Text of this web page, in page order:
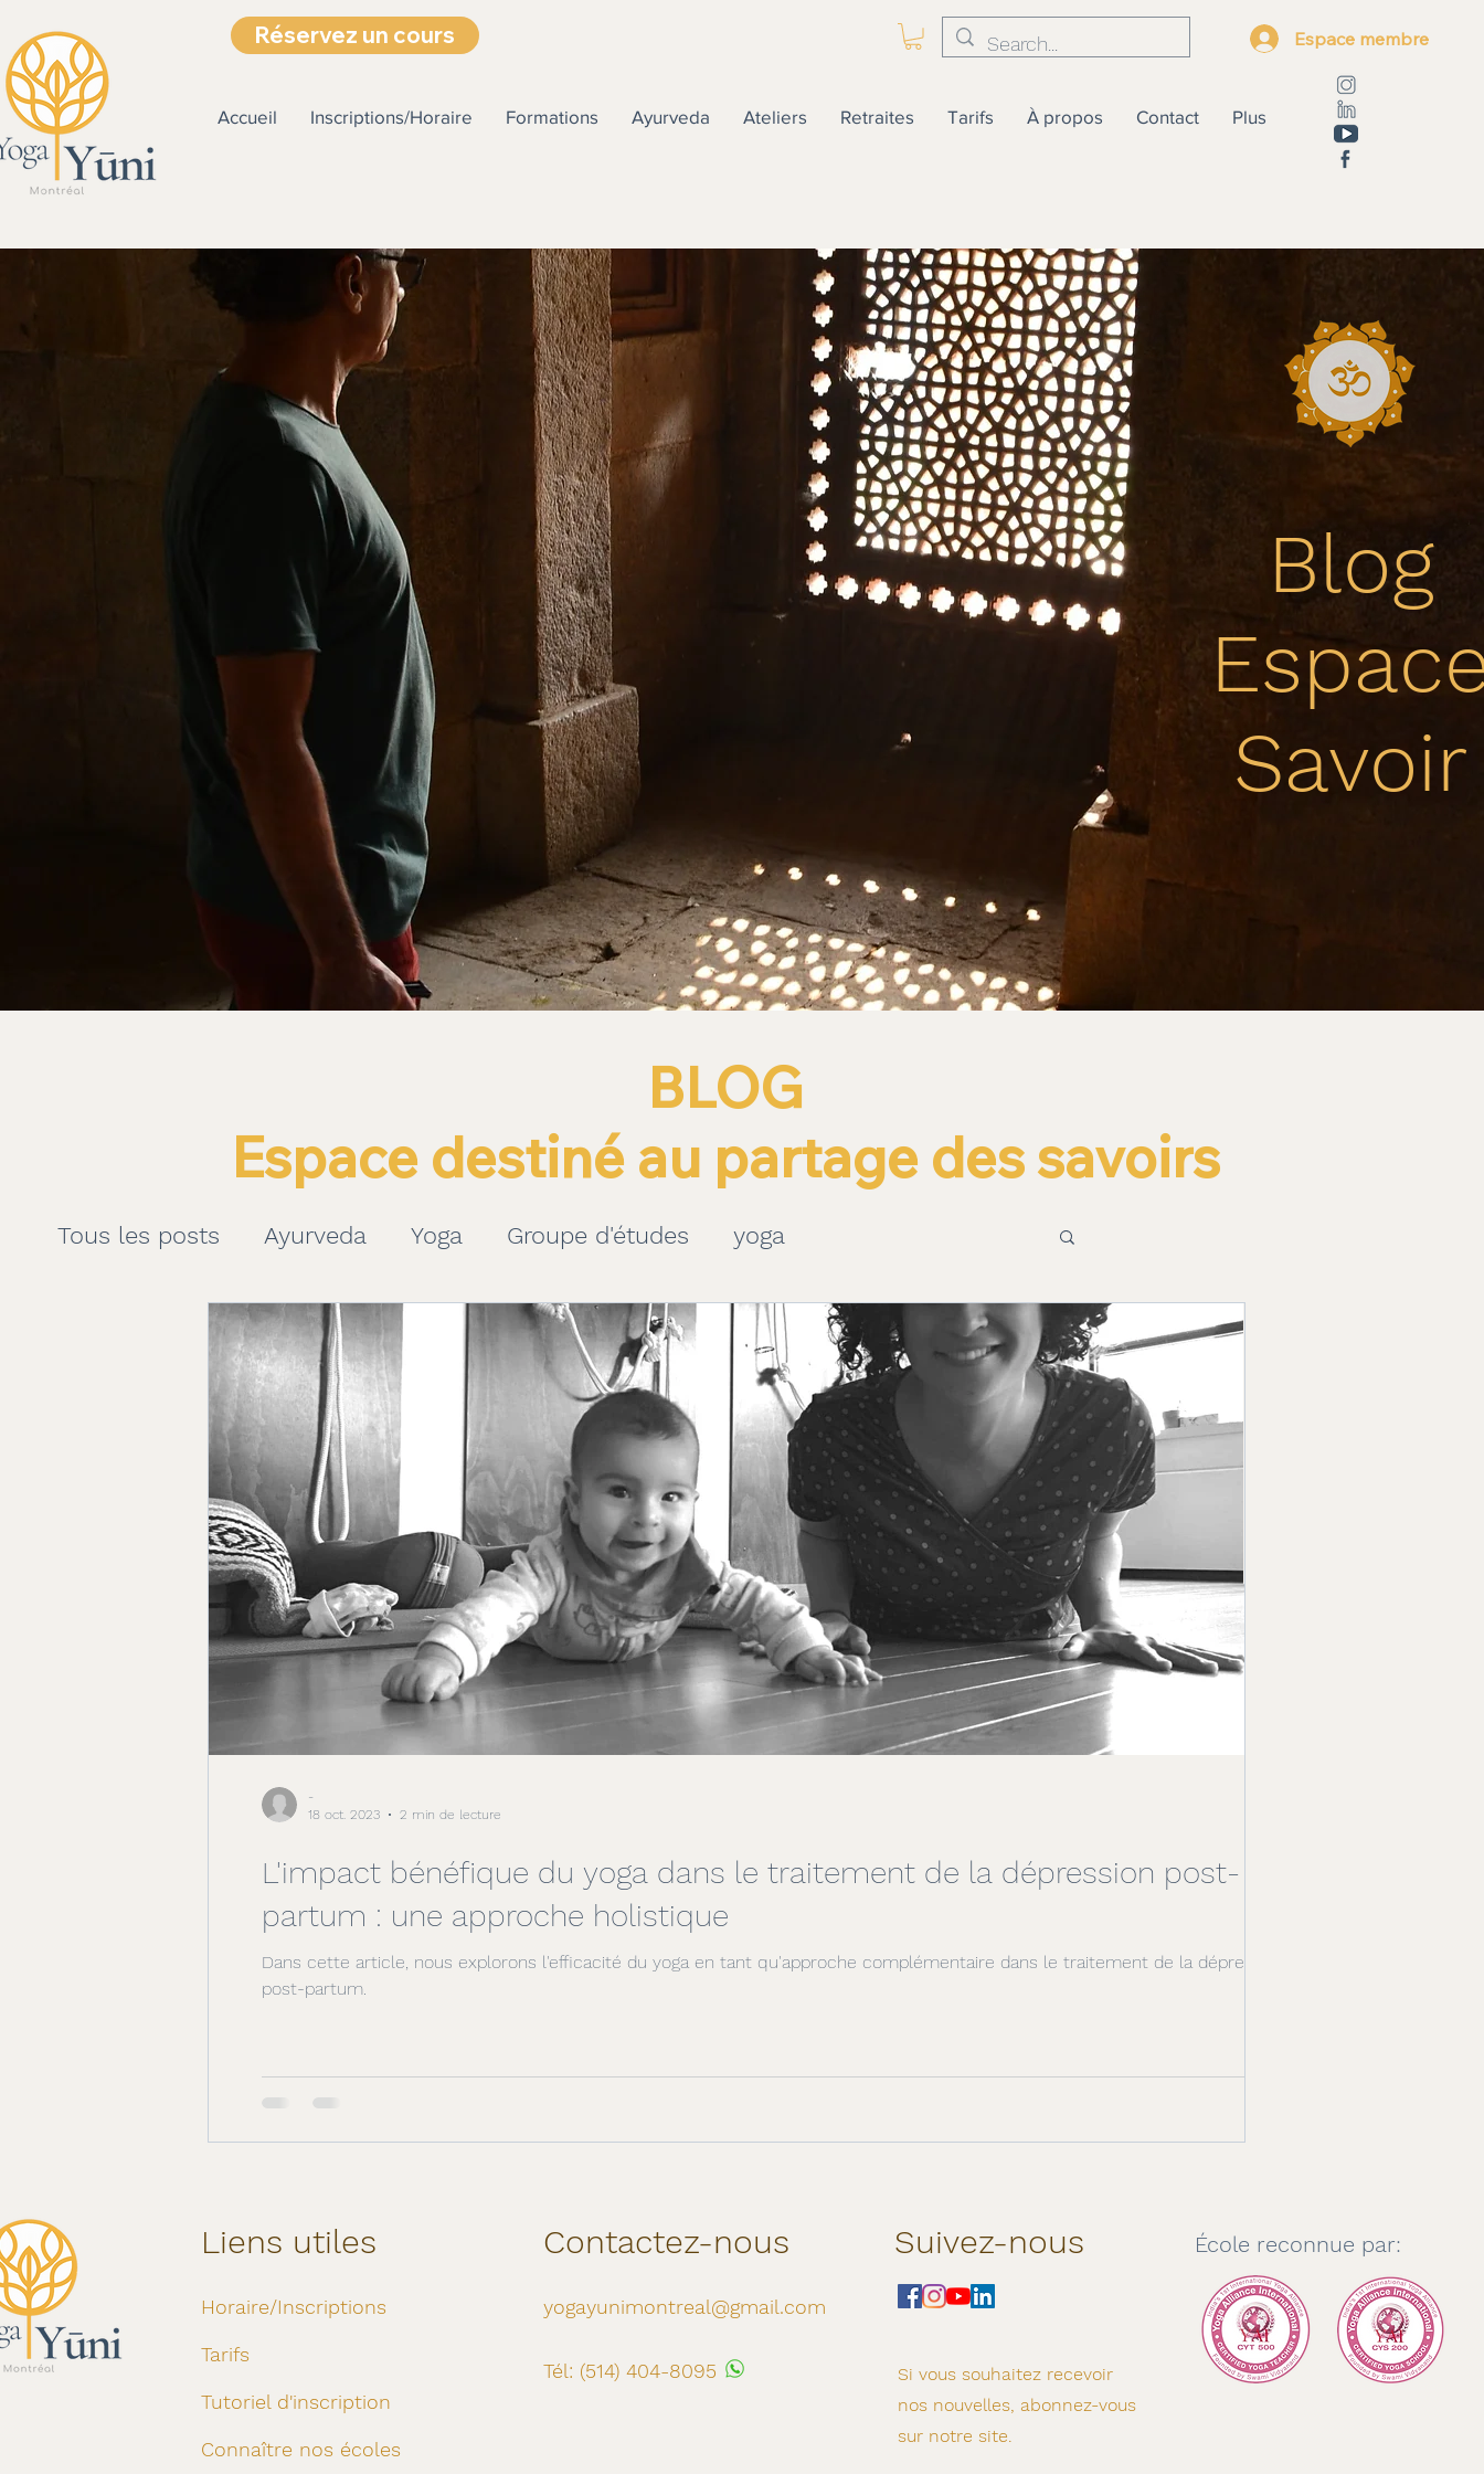
Accueil Inscriptions/Horaire Formations Ayurveda Ateliers Retraites Tarifs À propos Contact Plus
Espace membre
Réservez un cours
Blog
Savoir
BLOG
Espace destiné au partage des savoirs
Tous les posts Ayurveda Yoga Groupe d'études yoga
yoga thérapeutique yoga thérapeutique
L'impact bénéfique du yoga dans le traitement de la dépression post-
partum : une approche holistique
Dans cette article, nous explorons l'efficacité du yoga en tant qu'approche complémentaire dans le traitement de la dépression
post-partum.
-
18 oct. 2023
2 min de lecture
Liens utiles
Horaire/Inscriptions
Tarifs
Tutoriel d'inscription
Connaître nos écoles
Contactez-nous
yogayunimontreal@gmail.com
Tél: (514) 404-8095
Suivez-nous
Si vous souhaitez recevoir
nos nouvelles, abonnez-vous
sur notre site.
École reconnue par: